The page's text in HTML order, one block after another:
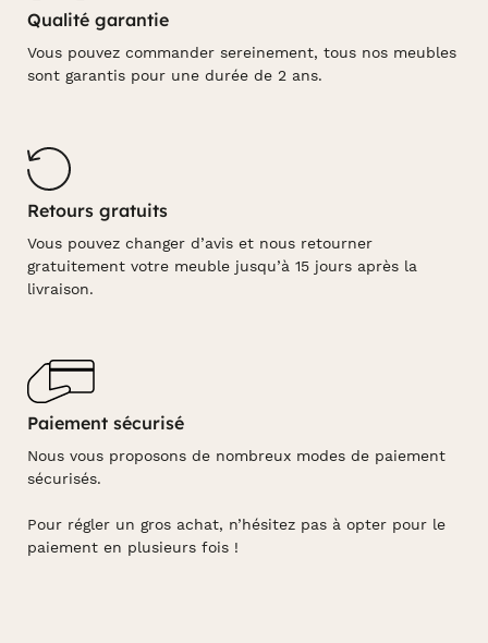
Qualité garantie
Vous pouvez commander sereinement, tous nos meubles
sont garantis pour une durée de 2 ans.
Retours gratuits
Vous pouvez changer d’avis et nous retourner
gratuitement votre meuble jusqu’à 15 jours après la
livraison.
Paiement sécurisé
Nous vous proposons de nombreux modes de paiement
sécurisés.
Pour régler un gros achat, n’hésitez pas à opter pour le
paiement en plusieurs fois !